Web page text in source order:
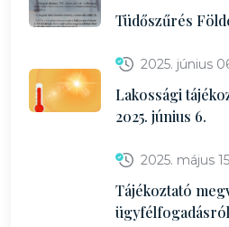
Tüdőszűrés
2025. június
Lakossági
2025. június 6.
2025. május
Tájékoztató
ügyfélfogadásról